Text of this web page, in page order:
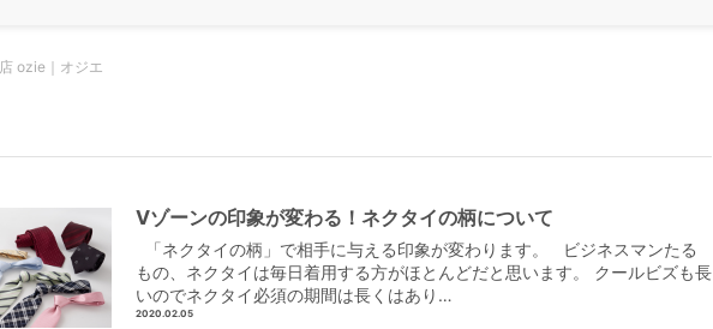
ozie｜オジエ
Vゾーンの印象が変わる！ネクタイの柄について
「ネクタイの柄」で相手に与える印象が変わります。 ビジネスマンたる
もの、ネクタイは毎日着用する方がほとんどだと思います。 クールビズも長
いのでネクタイ必須の期間は長くはあり…
2020.02.05